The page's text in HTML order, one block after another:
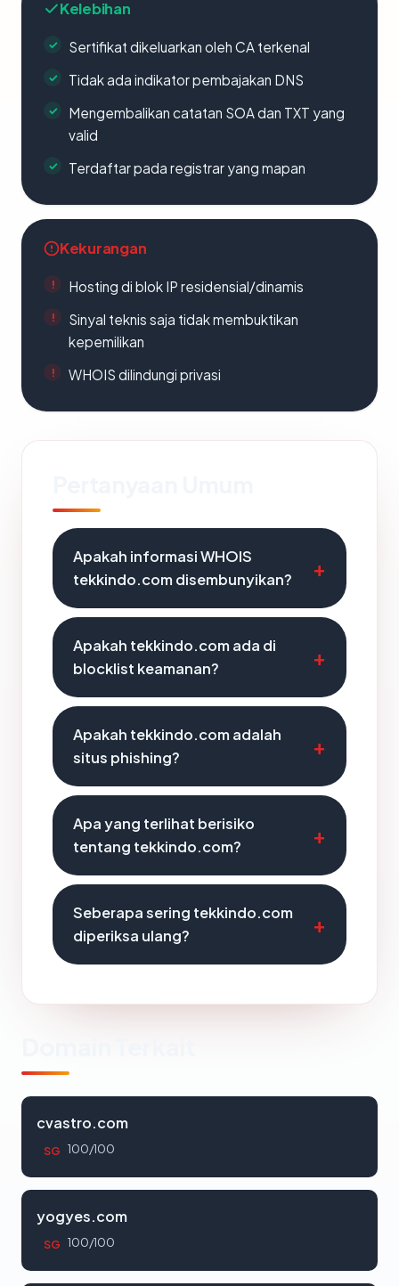
Kelebihan
Sertifikat dikeluarkan oleh CA terkenal
Tidak ada indikator pembajakan DNS
Mengembalikan catatan SOA dan TXT yang
valid
Terdaftar pada registrar yang mapan
Kekurangan
Hosting di blok IP residensial/dinamis
Sinyal teknis saja tidak membuktikan
kepemilikan
WHOIS dilindungi privasi
Apakah informasi WHOIS
tekkindo.com disembunyikan?
Apakah tekkindo.com ada di
blocklist keamanan?
Apakah tekkindo.com adalah
situs phishing?
Apa yang terlihat berisiko
tentang tekkindo.com?
Seberapa sering tekkindo.com
diperiksa ulang?
cvastro.com
SG 100/100
yogyes.com
SG 100/100